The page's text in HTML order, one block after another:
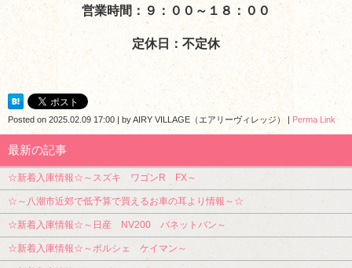
営業時間：９：００～１８：００
定休日：不定休
Posted on 2025.02.09 17:00 byAIRY VILLAGE（エアリーヴィレッジ） Perma Link
最新の記事
☆新着入庫情報☆～スズキ ワゴンR FX～
☆～八潮市近郊で低予算で買えるお車の耳より情報～☆
☆新着入庫情報☆～日産 NV200 バネットバン～
☆新着入庫情報☆～ポルシェ ケイマン～